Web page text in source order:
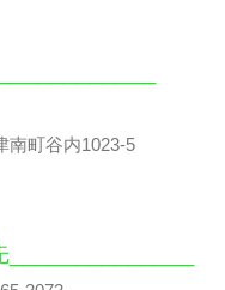
南町谷内1023-5